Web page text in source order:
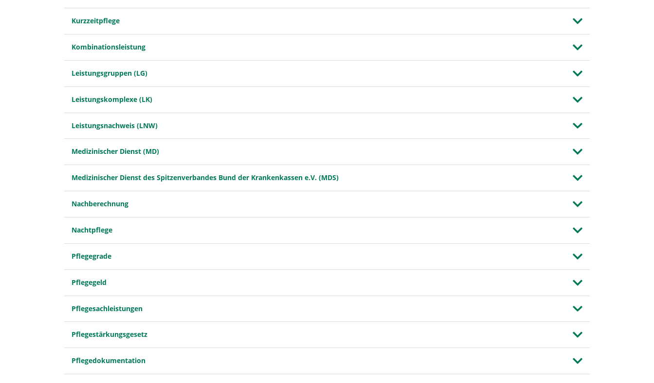
Kurzzeitpflege
Kombinationsleistung
Leistungsgruppen (LG)
Leistungskomplexe (LK)
Leistungsnachweis (LNW)
Medizinischer Dienst (MD)
Medizinischer Dienst des Spitzenverbandes Bund der Krankenkassen e.V. (MDS)
Nachberechnung
Nachtpflege
Pflegegrade
Pflegegeld
Pflegesachleistungen
Pflegestärkungsgesetz
Pflegedokumentation